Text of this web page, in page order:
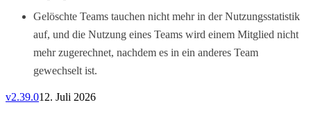
Gelöschte Teams tauchen nicht mehr in der Nutzungsstatistik
auf, und die Nutzung eines Teams wird einem Mitglied nicht
mehr zugerechnet, nachdem es in ein anderes Team
gewechselt ist.
v2.39.012. Juli 2026